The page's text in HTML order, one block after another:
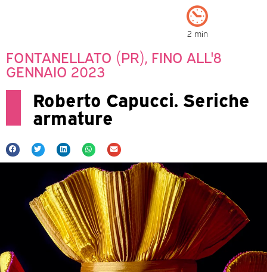
2 min
FONTANELLATO (PR), FINO ALL'8
GENNAIO 2023
Roberto Capucci. Seriche
armature